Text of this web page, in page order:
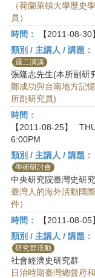
（荷蘭萊頓大學歷史
員）
時間：
【2011-08-30】
類別 / 主講人 / 講題：
週二演講
張隆志先生(本所副研
鄭成功與台南地方記
所副研究員)
時間：
【2011-08-25】
6:00PM
類別 / 主講人 / 講題：
學術研討會
中央研究院臺灣史研
臺灣人的海外活動國
件）
時間：
【2011-08-05】
類別 / 主講人 / 講題：
研究群活動
社會經濟史研究群
日治時期臺灣總督府